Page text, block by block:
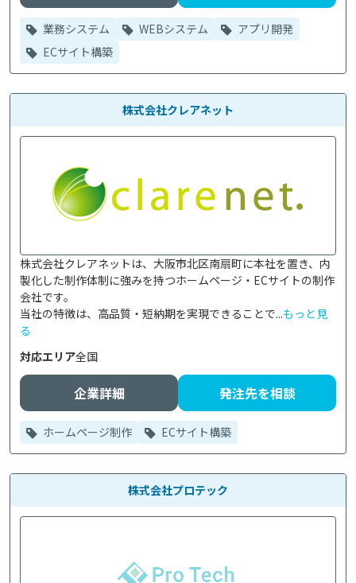
業務システム WEBシステム
アプリ開発
ECサイト構築
株式会社クレアネット
株式会社クレアネットは、大阪市北区南扇町に本社を置き、内
製化した制作体制に強みを持つホームページ・ECサイトの制作
会社です。
当社の特徴は、高品質・短納期を実現できることで...もっと見
る
対応エリア全国
企業詳細 発注先を相談
ホームページ制作 ECサイト構築
株式会社プロテック